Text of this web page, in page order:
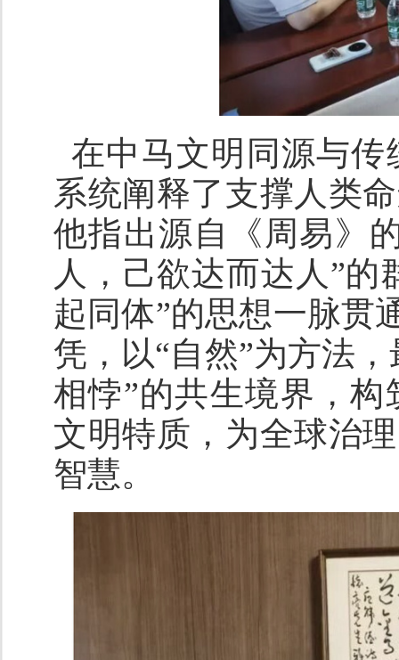
在中马文明同源与
系统阐释了支撑人类
他指出源自
《周易》
人，己欲达而达人”的
起同体”的思想一脉贯
凭，以“自然”为方法
相悖”的共生境界，
文明特质，为全球治
智慧。